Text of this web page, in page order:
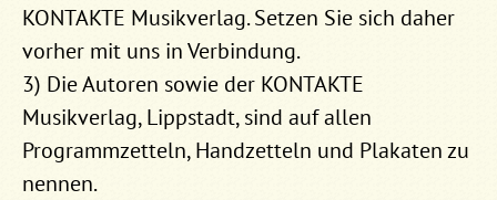
KONTAKTE Musikverlag. Setzen Sie sich daher
vorher mit uns in Verbindung.
3) Die Autoren sowie der KONTAKTE
Musikverlag, Lippstadt, sind auf allen
Programmzetteln, Handzetteln und Plakaten zu
nennen.